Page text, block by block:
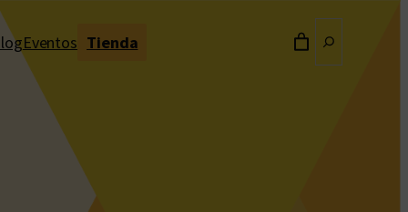
Eventos Tienda